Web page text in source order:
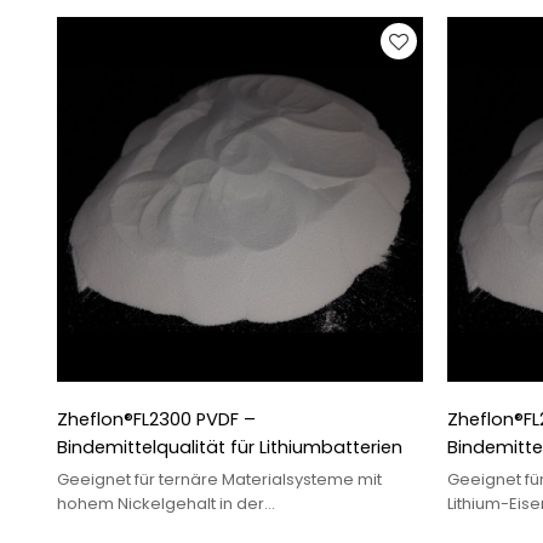
8er- und 9er-Serie in der
Zheflon®FL2300 PVDF –
Bindemittelqualität für Lithiumbatterien
Geeignet für ternäre Materialsysteme mit
hohem Nickelgehalt in der
Geeignet
Lithium-